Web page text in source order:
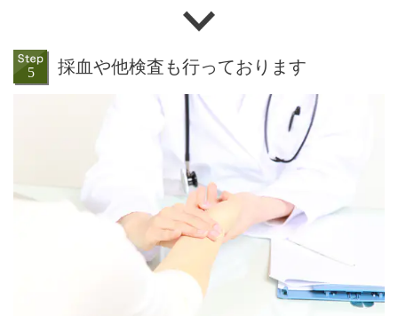
採血や他検査も行っております